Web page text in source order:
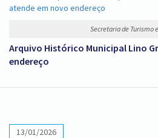
Secretaria de Turismo
Arquivo Histórico Municipal Lino
endereço
13/01/2026